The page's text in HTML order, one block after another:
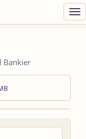
Bankier